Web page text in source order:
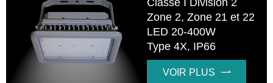
Zone 2, Zone 21 et 22
LED 20-400W
Type 4X, IP66
VOIR PLUS 